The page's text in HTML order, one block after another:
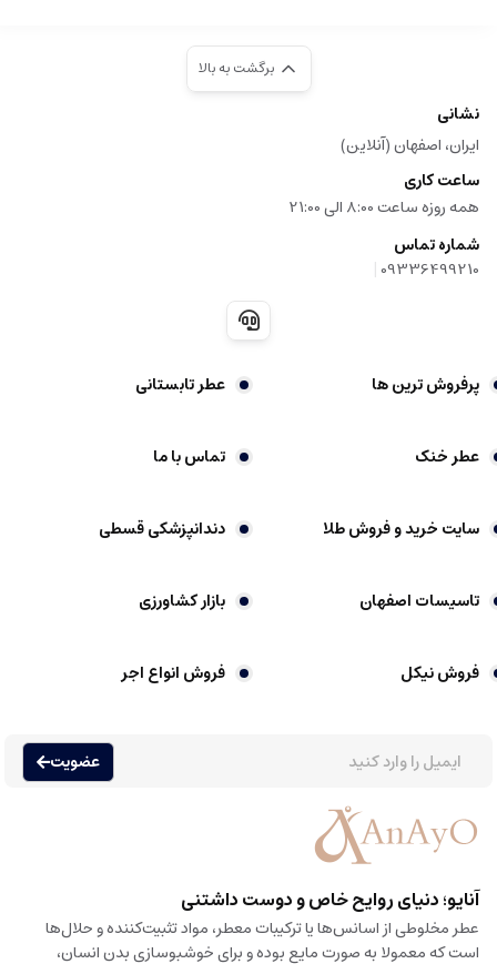
برگشت به بالا
نشانی
ایران، اصفهان (آنلاین)
ساعت کاری
همه روزه ساعت 8:00 الی 21:00
شماره تماس
09336499210
|
پرفروش ترین ها عطر تابستانی
عطر خنک تماس با ما
سایت خرید و فروش طلا دندانپزشکی قسطی
تاسیسات اصفهان بازار کشاورزی
فروش نیکل فروش انواع اجر
عضویت
آنایو؛ دنیای روایح خاص و دوست داشتنی
عطر مخلوطی از اسانس‌ها یا ترکیبات معطر، مواد تثبیت‌کننده و حلال‌ها
است که معمولا به صورت مایع بوده و برای خوشبوسازی بدن انسان،